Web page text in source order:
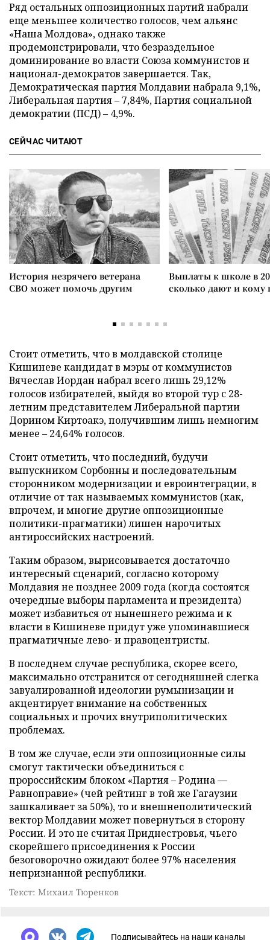
Ряд остальных оппозиционных партий набрали
еще меньшее количество голосов, чем альянс
«Наша Молдова», однако также
продемонстрировали, что безраздельное
доминирование во власти Союза коммунистов и
национал-демократов завершается. Так,
Демократическая партия Молдавии набрала 9,1%,
Либеральная партия – 7,84%, Партия социальной
демократии (ПСД) – 4,9%.
СЕЙЧАС ЧИТАЮТ
История незрячего ветерана
СВО может помочь другим
Выплаты к школе в
сколько дают и
Стоит отметить, что в молдавской столице
Кишиневе кандидат в мэры от коммунистов
Вячеслав Иордан набрал всего лишь 29,12%
голосов избирателей, выйдя во второй тур с 28-
летним представителем Либеральной партии
Дорином Киртоакэ, получившим лишь немногим
менее – 24,64% голосов.
Стоит отметить, что последний, будучи
выпускником Сорбонны и последовательным
сторонником модернизации и евроинтеграции, в
отличие от так называемых коммунистов (как,
впрочем, и многие другие оппозиционные
политики-прагматики) лишен нарочитых
антироссийских настроений.
Таким образом, вырисовывается достаточно
интересный сценарий, согласно которому
Молдавия не позднее 2009 года (когда состоятся
очередные выборы парламента и президента)
может избавиться от нынешнего режима и к
власти в Кишиневе придут уже упоминавшиеся
прагматичные лево- и правоцентристы.
В последнем случае республика, скорее всего,
максимально отстранится от сегодняшней слегка
завуалированной идеологии румынизации и
акцентирует внимание на собственных
социальных и прочих внутриполитических
проблемах.
В том же случае, если эти оппозиционные силы
смогут тактически объединиться с
пророссийским блоком «Партия – Родина —
Равноправие» (чей рейтинг в той же Гагаузии
зашкаливает за 50%), то и внешнеполитический
вектор Молдавии может повернуться в сторону
России. И это не считая Приднестровья, чьего
скорейшего присоединения к России
безоговорочно ожидают более 97% населения
непризнанной республики.
Текст: Михаил Тюренков
Подписывайтесь на наши каналы